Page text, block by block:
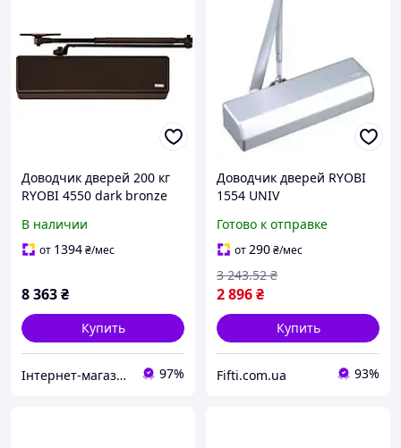
Доводчик дверей 200 кг
RYOBI 4550 dark bronze
В наличии
от 1394₴/мес
8 363₴
Купить
Інтернет-магазин "Цифродім" 97%
Доводчик дверей RYOBI
1554 UNIV
кронштейн вес до 80 кг
створка до 1100мм
серебристый(400063067)
Готово к отправке
от290₴/мес
2 896₴
3 243.52 ₴
Купить
Fifti.com.ua 93%